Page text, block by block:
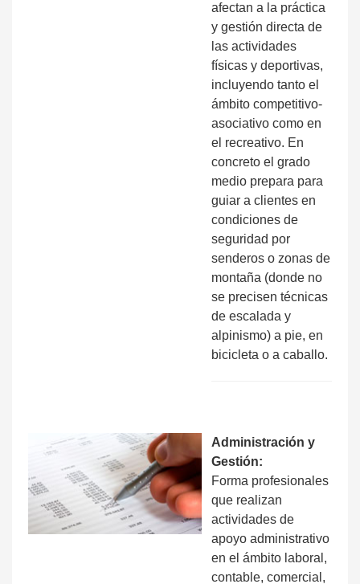
afectan a la práctica
y gestión directa de
las actividades
físicas y deportivas,
incluyendo tanto el
ámbito competitivo-
asociativo como en
el recreativo. En
concreto el grado
medio prepara para
guiar a clientes en
condiciones de
seguridad por
senderos o zonas de
montaña (donde no
se precisen técnicas
de escalada y
alpinismo) a pie, en
bicicleta o a caballo.
Administración y
Gestión:
Forma profesionales
que realizan
actividades de
apoyo administrativo
en el ámbito laboral,
contable, comercial,